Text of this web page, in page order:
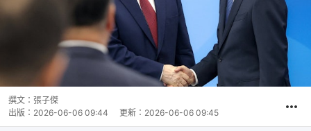
撰文： 張子傑
出版： 2026-06-06 09:44 更新： 2026-06-06 09:45